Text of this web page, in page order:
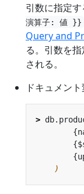
引数に指定
演算子: 値 }}
Query and
る。引数を
される。
ドキュメン
>
)